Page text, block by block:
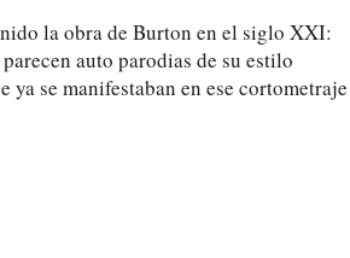
la obra de Burton en el siglo XXI:
auto parodias de su estilo
se manifestaban en ese cortometraje